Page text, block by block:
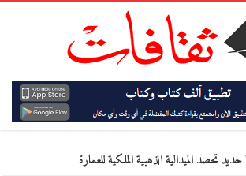
تحصد الميدالية الذهبية الملكية للعمارة